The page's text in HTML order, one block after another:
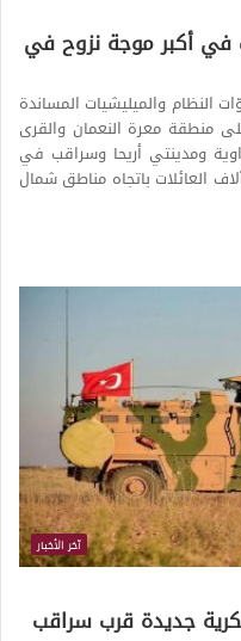
في أكبر موجة نزوح في
النظام والميليشيات المساندة
منطقة معرة النعمان والقرى
ومدينتي أريحا وسراقب في
العائلات باتجاه مناطق شمال
آخر الأخبار
جديدة قرب سراقب